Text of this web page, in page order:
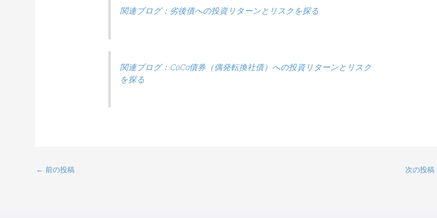
関連ブログ：劣後債への投資リターンとリスクを探る
関連ブログ：CoCo債券（偶発転換社債）への投資リターンとリスク
を探る
← 前の投稿 次の投稿